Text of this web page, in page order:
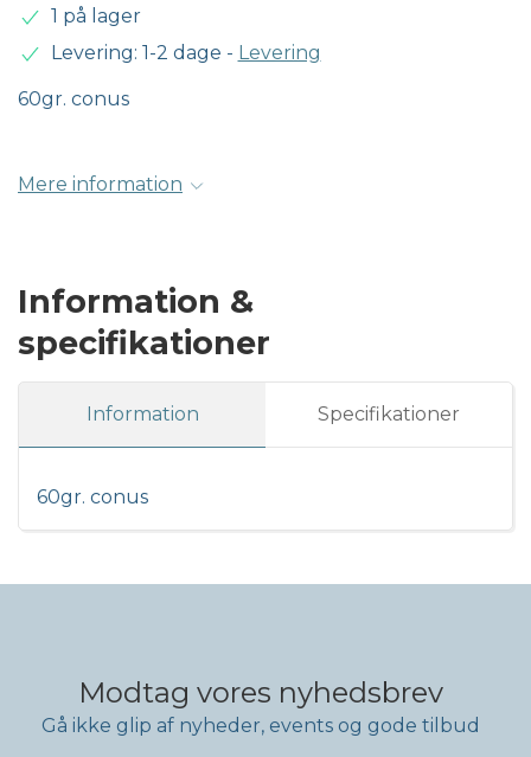
1 på lager
Levering: 1-2 dage - Levering
60gr. conus
Mere information
Information &
specifikationer
Information Specifikationer
60gr. conus
Modtag vores nyhedsbrev
Gå ikke glip af nyheder, events og gode tilbud